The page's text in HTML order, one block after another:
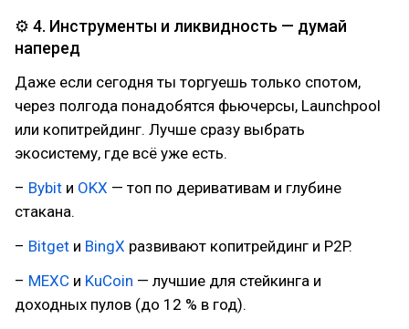
⚙ 4. Инструменты и ликвидность — думай
наперед
Даже если сегодня ты торгуешь только спотом,
через полгода понадобятся фьючерсы, Launchpool
или копитрейдинг. Лучше сразу выбрать
экосистему, где всё уже есть.
– Bybit и OKX — топ по деривативам и глубине
стакана.
– Bitget и BingX развивают копитрейдинг и P2P.
– MEXC и KuCoin — лучшие для стейкинга и
доходных пулов (до 12 % в год).